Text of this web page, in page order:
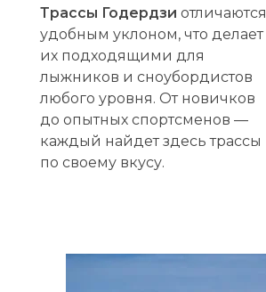
Трассы Годердзи отличаются
удобным уклоном, что делает
их подходящими для
лыжников и сноубордистов
любого уровня. От новичков
до опытных спортсменов —
каждый найдет здесь трассы
по своему вкусу.